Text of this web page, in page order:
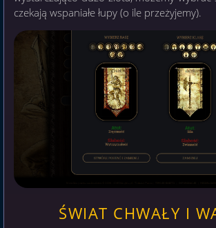
czekają wspaniałe łupy (o ile przeżyjemy).
ŚWIAT CHWAŁY I